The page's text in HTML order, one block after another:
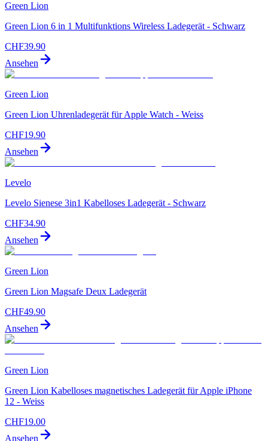
Green Lion
Green Lion 6 in 1 Multifunktions Wireless Ladegerät - Schwarz
CHF39.90
Ansehen
Green Lion
Green Lion Uhrenladegerät für Apple Watch - Weiss
CHF19.90
Ansehen
Levelo
Levelo Sienese 3in1 Kabelloses Ladegerät - Schwarz
CHF34.90
Ansehen
Green Lion
Green Lion Magsafe Deux Ladegerät
CHF49.90
Ansehen
Green Lion
Green Lion Kabelloses magnetisches Ladegerät für Apple iPhone
12 - Weiss
CHF19.00
Ansehen